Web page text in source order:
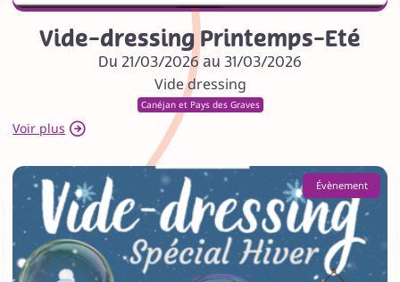
Vide-dressing Printemps-Eté
Du 21/03/2026 au 31/03/2026
Vide dressing
Canéjan et Pays des Graves
Voir plus
Évènement